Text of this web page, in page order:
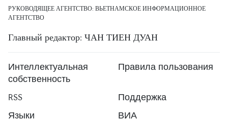
РУКОВОДЯЩЕЕ АГЕНТСТВО: ВЬЕТНАМСКОЕ ИНФОРМАЦИОННОЕ
АГЕНТСТВО
Главный редактор: ЧАН ТИЕН ДУАН
Интеллектуальная
собственность
Правила пользования
RSS
Поддержка
Языки
ВИА